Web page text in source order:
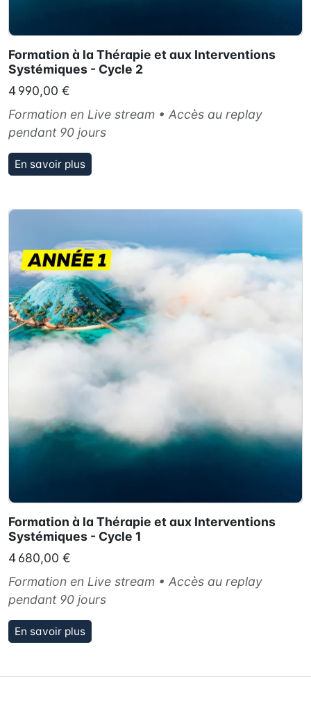
Formation à la Thérapie et aux Interventions
Systémiques - Cycle 2
4 990,00 €
Formation en Live stream • Accès au replay
pendant 90 jours
En savoir plus
Formation à la Thérapie et aux Interventions
Systémiques - Cycle 1
4 680,00 €
Formation en Live stream • Accès au replay
pendant 90 jours
En savoir plus